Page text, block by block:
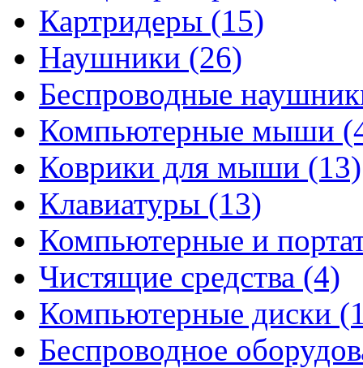
Картридеры (15)
Наушники (26)
Беспроводные
Компьютерные мыши
Коврики для мыши (13)
Клавиатуры (13)
Компьютерные и
Чистящие средства (4)
Компьютерные диски
Беспроводное